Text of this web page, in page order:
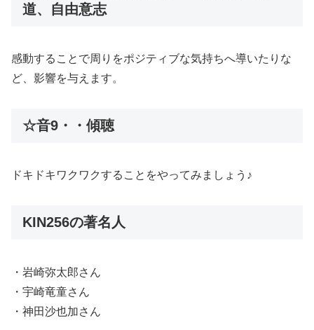
道、自由意志
感動することで周りをポジティブな気持ちへ導いたりな
ど、影響を与えます。
☆音9・・傾聴
ドキドキワクワクすることをやってみましょう♪
KIN256の著名人
・岩崎弥太郎さん
・宇崎竜童さん
・神田沙也加さん